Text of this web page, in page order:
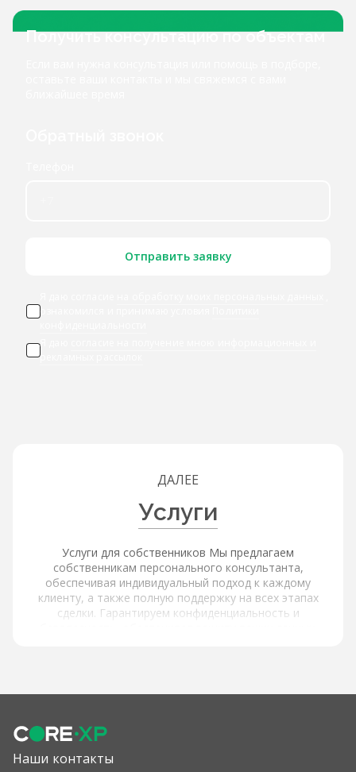
Получить консультацию по объектам
Отправить заявку
ознакомился и принимаю условия
Я даю
рекламных рассылок
ДАЛЕЕ
Услуги
Услуги для собственников Мы предлагаем
собственникам персонального консультанта,
обеспечивая индивидуальный подход к каждому
клиенту, а также полную поддержку на всех этапах
сделки. Гарантируем конфиденциальность и
собственников. Мы предлагаем детальную информацию
высококачественные фотографии и виртуальные туры,
Наши контакты